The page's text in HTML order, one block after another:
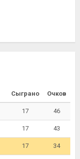
Сыграно Очков
17 46
17 43
17 34